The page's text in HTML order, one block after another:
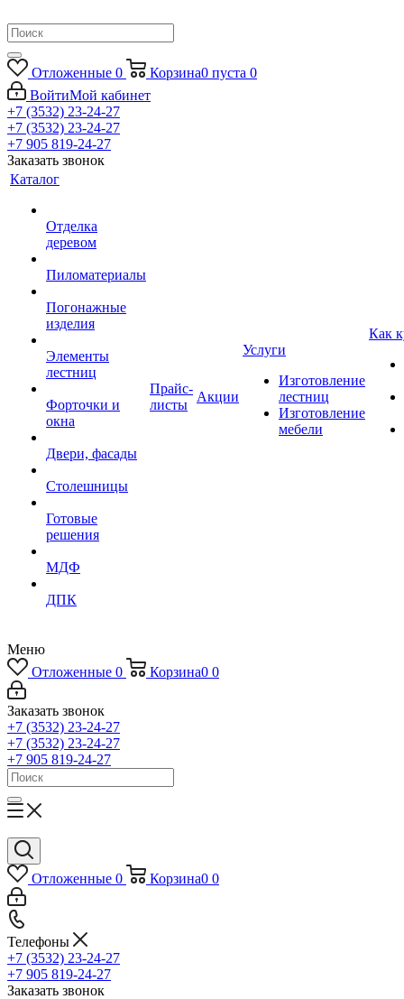
Отложенные 0 Корзина0 пуста 0
ВойтиМой кабинет
+7 (3532) 23-24-27
+7 (3532) 23-24-27
+7 905 819-24-27
Заказать звонок
Каталог
Отделка
деревом
Пиломатериалы
Погонажные
изделия
Элементы
лестниц
Форточки и
окна
Двери, фасады
Столешницы
Готовые
решения
МДФ
ДПК
Прайс-
листы
Акции
Услуги
Изготовление
лестниц
Изготовление
мебели
Как
Меню
Отложенные 0 Корзина0 0
Заказать звонок
+7 (3532) 23-24-27
+7 (3532) 23-24-27
+7 905 819-24-27
Отложенные 0 Корзина0 0
Телефоны
+7 (3532) 23-24-27
+7 905 819-24-27
Заказать звонок